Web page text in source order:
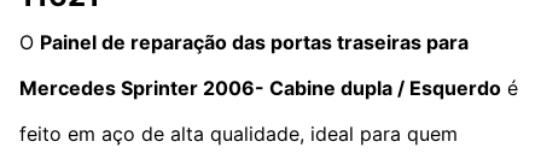
O Painel de reparação das portas traseiras para
Mercedes Sprinter 2006- Cabine dupla / Esquerdo é
feito em aço de alta qualidade, ideal para quem